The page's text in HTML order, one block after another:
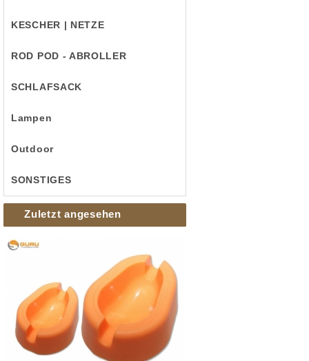
KESCHER | NETZE
ROD POD - ABROLLER
SCHLAFSACK
Lampen
Outdoor
SONSTIGES
Zuletzt angesehen